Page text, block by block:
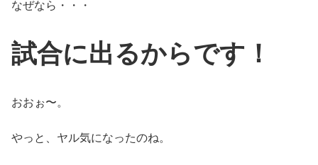
なぜなら・・・
試合に出るからです！
おおぉ〜。
やっと、ヤル気になったのね。